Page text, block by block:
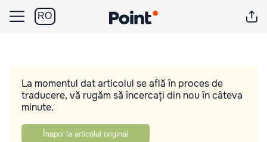
RO
La momentul dat articolul se află în proces de
traducere, vă rugăm să încercați din nou în câteva
minute.
Înapoi la articolul original